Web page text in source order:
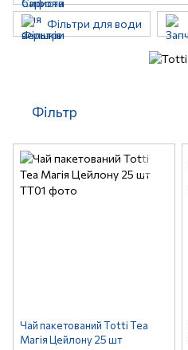
Фільтри для води
Фільтр
Чай пакетований Totti Tea
Магія Цейлону 25 шт